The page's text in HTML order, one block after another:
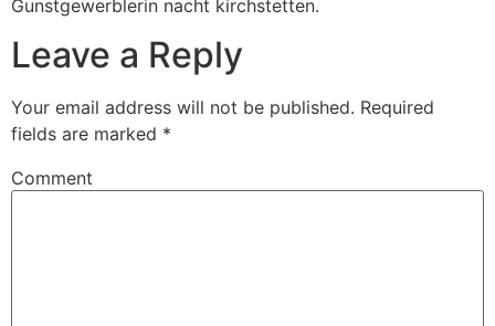
Gunstgewerblerin nacht kirchstetten.
Leave a Reply
Your email address will not be published. Required
fields are marked *
Comment